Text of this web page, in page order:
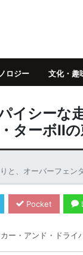
ロジー 文化・趣
イシー
ターボIIの
、オーバーフェンダ
Pocket
カー・アンド・ドライ